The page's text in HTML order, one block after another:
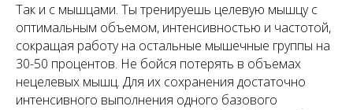
Так и с мышцами. Ты тренируешь целевую мышцу с
оптимальным объемом, интенсивностью и частотой,
сокращая работу на остальные мышечные группы на
30-50 процентов. Не бойся потерять в объемах
нецелевых мышц. Для их сохранения достаточно
интенсивного выполнения одного базового